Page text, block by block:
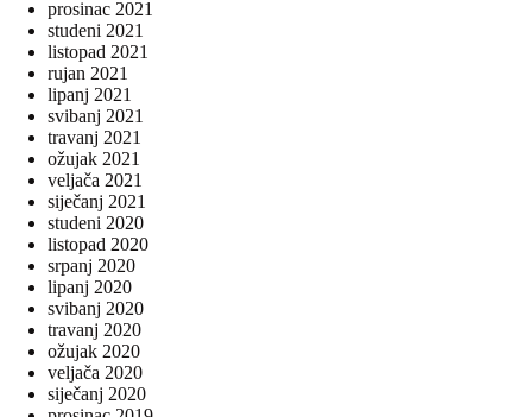
prosinac 2021
studeni 2021
listopad 2021
rujan 2021
lipanj 2021
svibanj 2021
travanj 2021
ožujak 2021
veljača 2021
siječanj 2021
studeni 2020
listopad 2020
srpanj 2020
lipanj 2020
svibanj 2020
travanj 2020
ožujak 2020
veljača 2020
siječanj 2020